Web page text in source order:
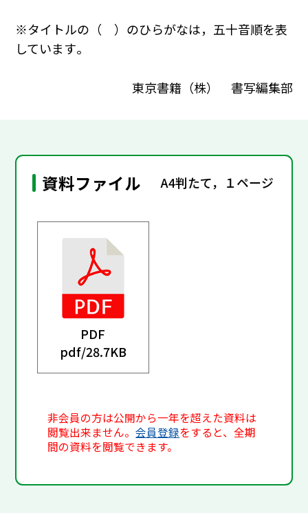
※タイトルの（ ）のひらがなは，五十音順を表
しています｡
東京書籍（株） 書写編集部
資料ファイル A4判たて，１ページ
PDF
pdf/28.7KB
非会員の方は公開から一年を超えた資料は
閲覧出来ません。会員登録をすると、全期
間の資料を閲覧できます。